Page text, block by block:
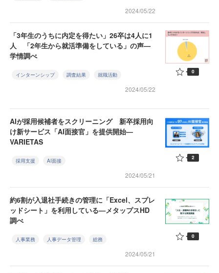
2024/05/22
「3年生のうちに内定を得たい」26卒は4人に1
人 「2年生から就活準備をしている」の声—
学情調べ
インターンシップ 調査結果 就職活動
2024/05/22
0
AIが採用候補者をスクリーニング 新卒採用向
け新サービス「AI面接官」を提供開始—
VARIETAS
採用支援 AI面接
2024/05/21
2
約6割が入退社手続きの管理に「Excel、スプレ
ッドシート」を利用している—メタップスHD
調べ
人事業務 人事データ管理 総務
2024/05/21
0